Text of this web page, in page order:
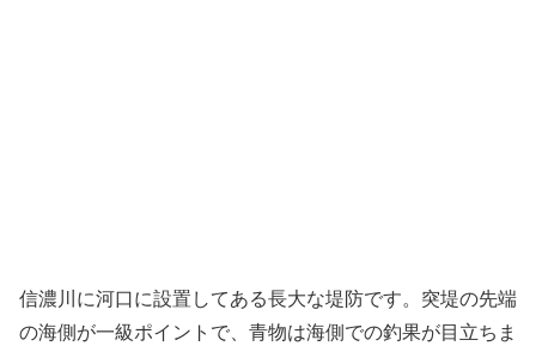
信濃川に河口に設置してある長大な堤防です。突堤の先端
の海側が一級ポイントで、青物は海側での釣果が目立ちま